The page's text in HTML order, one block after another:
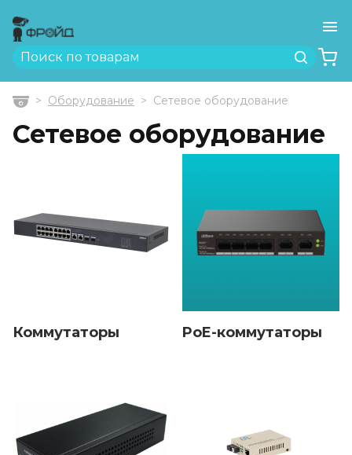
Найти
ГлавнаяОборудование Сетевое оборудование
Сетевое оборудование
Коммутаторы PoE-коммутаторы